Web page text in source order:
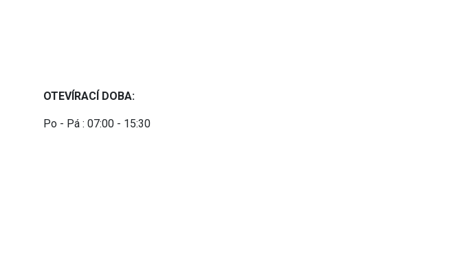
OTEVÍRACÍ DOBA:
Po - Pá : 07:00 - 15:30